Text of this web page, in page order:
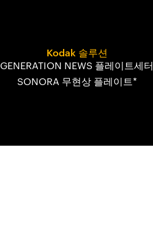
Kodak 솔루션
GENERATION NEWS 플레이트세터
SONORA 무현상 플레이트*